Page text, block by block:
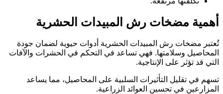
أهمية مضخات رش المبيدات الحشرية
تُعتبر مضخات رش المبيدات الحشرية أدوات حيوية لضمان جودة
المحاصيل وسلامتها. فهي تساعد في التحكم في الحشرات والآفات
التي قد تؤثر على الإنتاجية.
تسهم في تقليل التأثيرات السلبية على المحاصيل، مما يساعد
المزارعين في تحسين العوائد الزراعية.